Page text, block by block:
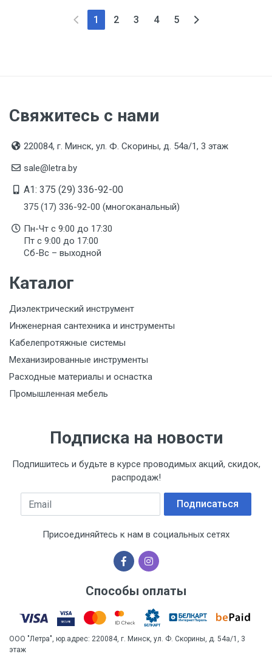
1 2 3 4 5
Свяжитесь с нами
220084, г. Минск, ул. Ф. Скорины, д. 54а/1, 3 этаж
sale@letra.by
A1: 375 (29) 336-92-00
375 (17) 336-92-00 (многоканальный)
Пн-Чт с 9:00 до 17:30
Пт с 9:00 до 17:00
Сб-Вс – выходной
Каталог
Диэлектрический инструмент
Инженерная сантехника и инструменты
Кабелепротяжные системы
Механизированные инструменты
Расходные материалы и оснастка
Промышленная мебель
Подписка на новости
Подпишитесь и будьте в курсе проводимых акций, скидок,
распродаж!
Email Подписаться
Присоединяйтесь к нам в социальных сетях
Способы оплаты
ООО "Летра", юр.адрес: 220084, г. Минск, ул. Ф. Скорины, д. 54а/1, 3
этаж